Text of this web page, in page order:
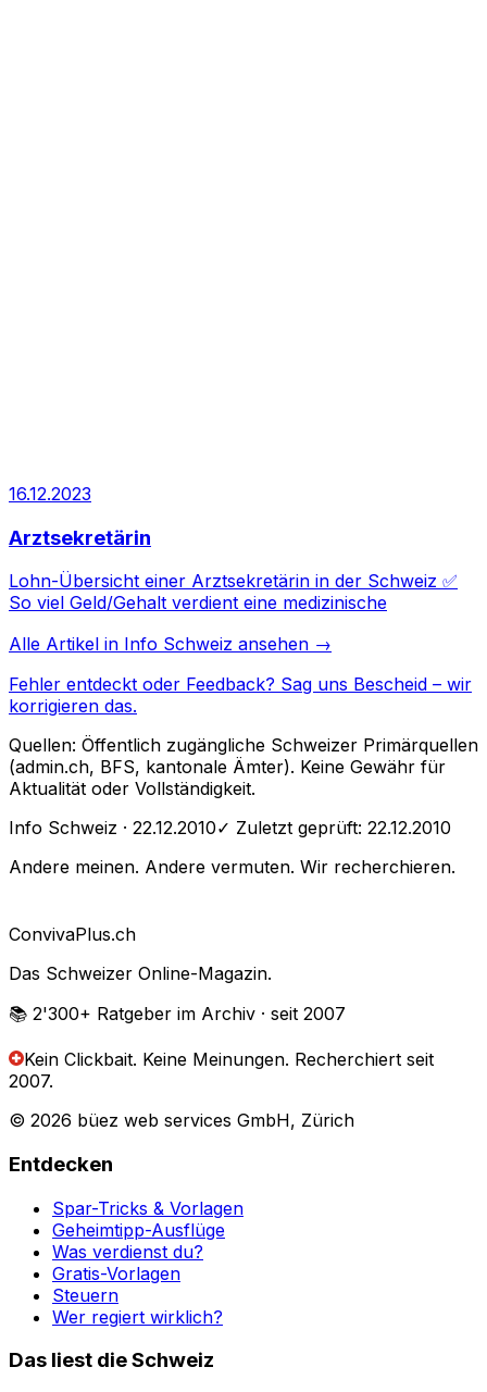
16.12.2023
Arztsekretärin
Lohn-Übersicht einer Arztsekretärin in der Schweiz ✅
So viel Geld/Gehalt verdient eine medizinische
Alle Artikel in Info Schweiz ansehen →
Fehler entdeckt oder Feedback? Sag uns Bescheid – wir
korrigieren das.
Quellen: Öffentlich zugängliche Schweizer Primärquellen
(admin.ch, BFS, kantonale Ämter). Keine Gewähr für
Aktualität oder Vollständigkeit.
Info Schweiz · 22.12.2010✓ Zuletzt geprüft: 22.12.2010
Andere meinen. Andere vermuten. Wir recherchieren.
ConvivaPlus.ch
Das Schweizer Online-Magazin.
📚 2'300+ Ratgeber im Archiv · seit 2007
Kein Clickbait. Keine Meinungen. Recherchiert seit
2007.
© 2026 büez web services GmbH, Zürich
Entdecken
Spar-Tricks & Vorlagen
Geheimtipp-Ausflüge
Was verdienst du?
Gratis-Vorlagen
Steuern
Wer regiert wirklich?
Das liest die Schweiz